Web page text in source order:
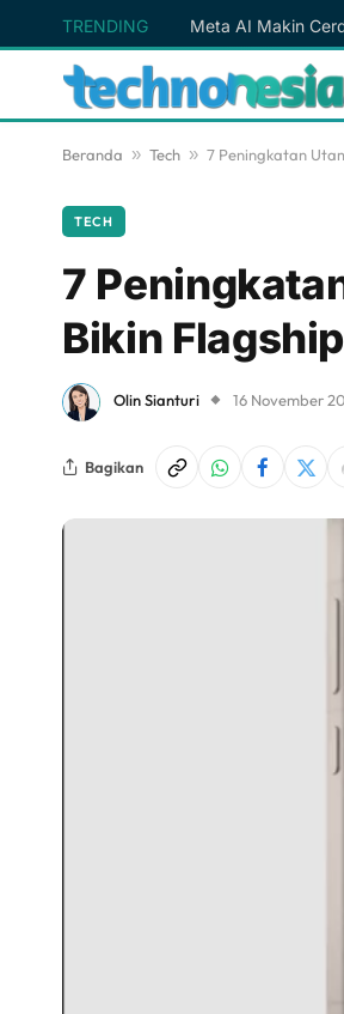
TRENDING
Beranda » Tech » 7 Peningkatan
TECH
7
Bikin
Olin Sianturi 16 November
Bagikan